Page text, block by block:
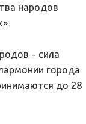
народов
- сила
города
до 28